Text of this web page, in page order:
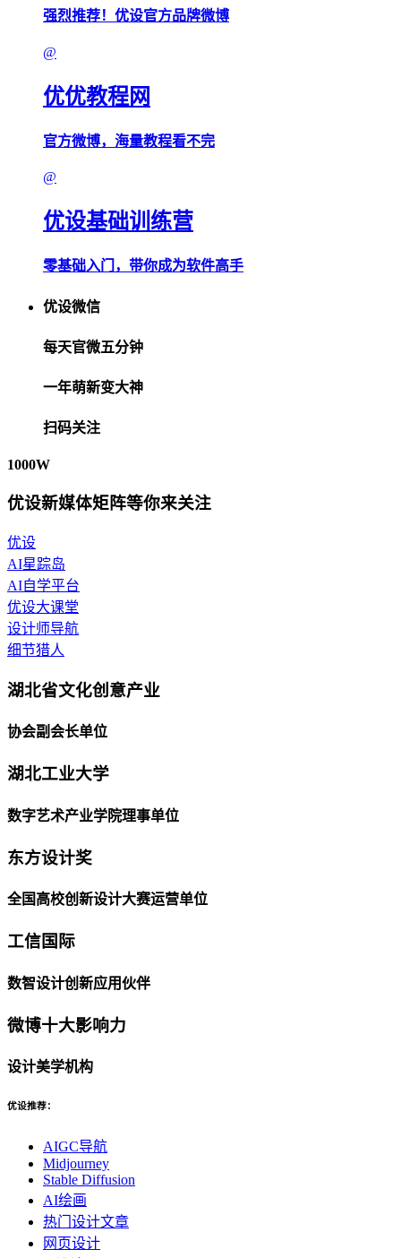
强烈推荐！优设官方品牌微博
@
优优教程网
官方微博，海量教程看不完
@
优设基础训练营
零基础入门，带你成为软件高手
优设微信
每天官微五分钟
一年萌新变大神
扫码关注
1000W
优设新媒体矩阵等你来关注
优设
AI星踪岛
AI自学平台
优设大课堂
设计师导航
细节猎人
湖北省文化创意产业
协会副会长单位
湖北工业大学
数字艺术产业学院理事单位
东方设计奖
全国高校创新设计大赛运营单位
工信国际
数智设计创新应用伙伴
微博十大影响力
设计美学机构
优设推荐：
AIGC导航
Midjourney
Stable Diffusion
AI绘画
热门设计文章
网页设计